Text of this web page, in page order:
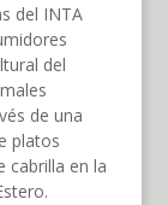
del INTA
del
de una
platos
cabrilla en la